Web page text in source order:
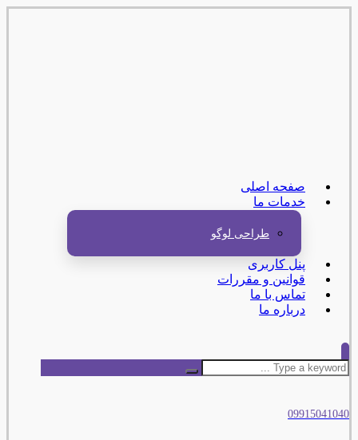
صفحه اصلی
خدمات ما
طراحی لوگو
پنل کاربری
قوانین و مقررات
تماس با ما
درباره ما
09915041040